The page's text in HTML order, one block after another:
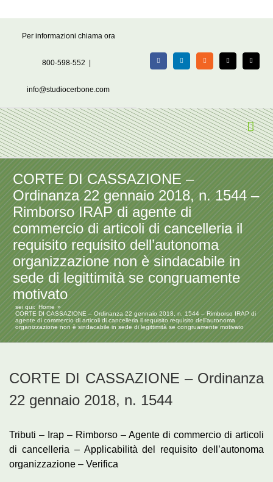
Per informazioni chiama ora
800-598-552
info@studiocerbone.com
FacebookLinkedIn Rss X Email
CORTE DI CASSAZIONE –
Ordinanza 22 gennaio 2018, n. 1544 –
Rimborso IRAP di agente di
commercio di articoli di cancelleria il
requisito requisito dell’autonoma
organizzazione non è sindacabile in
sede di legittimità se congruamente
motivato
sei qui: Home
CORTE DI CASSAZIONE – Ordinanza 22 gennaio 2018, n. 1544 – Rimborso IRAP di
agente di commercio di articoli di cancelleria il requisito requisito dell’autonoma
organizzazione non è sindacabile in sede di legittimità se congruamente motivato
CORTE DI CASSAZIONE – Ordinanza
22 gennaio 2018, n. 1544
Tributi – Irap – Rimborso – Agente di commercio di articoli
di cancelleria – Applicabilità del requisito dell’autonoma
organizzazione – Verifica